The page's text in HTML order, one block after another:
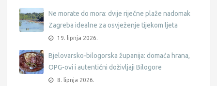
Ne morate do mora: dvije riječne plaže nadomak
Zagreba idealne za osvježenje tijekom ljeta
19. lipnja 2026.
Bjelovarsko-bilogorska županija: domaća hrana,
OPG-ovi i autentični doživljaji Bilogore
8. lipnja 2026.